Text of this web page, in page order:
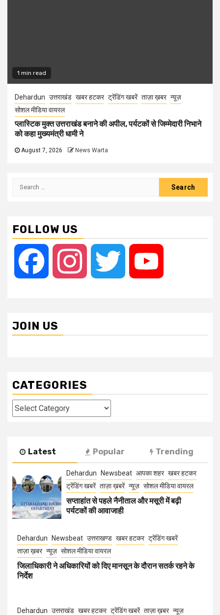
1 min read
Dehardun उत्तराखंड खबर हटकर ट्रेंडिंग खबरें ताज़ा ख़बर न्यूज़
सोशल मीडिया वायरल
प्लास्टिक मुक्त उत्तराखंड बनाने की अपील, पर्यटकों से जिम्मेदारी निभाने
को कहा मुख्यमंत्री धामी ने
August 7, 2026 News Warta
Search
FOLLOW US
Facebook Instagram Twitter
JOIN US
CATEGORIES
Categories
Latest Popular Trending
Dehardun Newsbeat आपका शहर खबर हटकर
ट्रेंडिंग खबरें ताज़ा ख़बरें न्यूज़ सोशल मीडिया वायरल
सप्ताहांत से पहले नैनीताल और मसूरी में बढ़ी
पर्यटकों की आवाजाही
Dehardun Newsbeat उत्तराखण्ड खबर हटकर ट्रेंडिंग खबरें
ताज़ा ख़बर न्यूज़ सोशल मीडिया वायरल
जिलाधिकारी ने अधिकारियों को दिए मानसून के दौरान सतर्क रहने के
निर्देश
Dehardun उत्तराखंड खबर हटकर ट्रेंडिंग खबरें ताज़ा ख़बर न्यूज़